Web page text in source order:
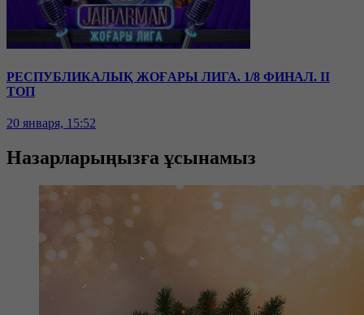
РЕСПУБЛИКАЛЫҚ ЖОҒАРЫ ЛИГА. 1/8 ФИНАЛ. II
ТОП
20 января, 15:52
Назарларыңызға ұсынамыз